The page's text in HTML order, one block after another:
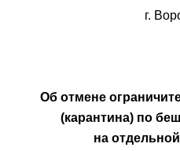
г.
Об отмене
(карантина) по
на